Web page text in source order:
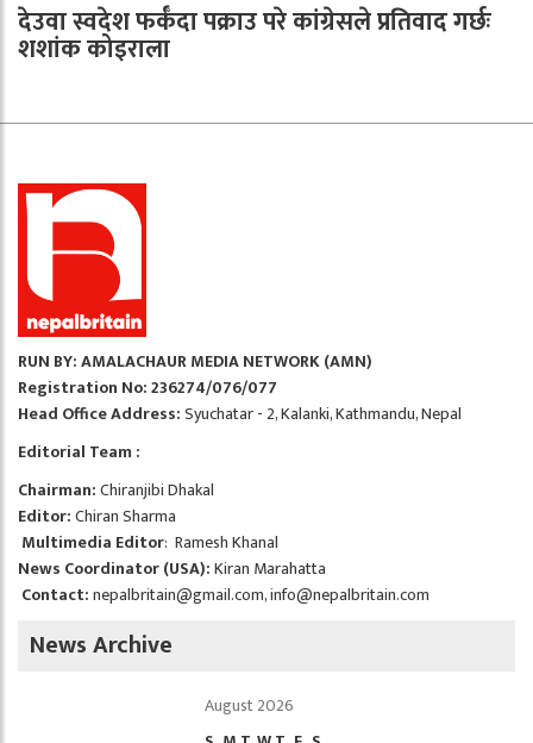
देउवा स्वदेश फर्कँदा पक्राउ परे कांग्रेसले प्रतिवाद गर्छः
शशांक कोइराला
RUN BY: AMALACHAUR MEDIA NETWORK (AMN)
Registration No: 236274/076/077
Head Office Address:Syuchatar - 2, Kalanki, Kathmandu, Nepal
Editorial Team :
Chairman:Chiranjibi Dhakal
Editor:Chiran Sharma
Multimedia Editor: Ramesh Khanal
News Coordinator (USA):Kiran Marahatta
Contact:nepalbritain@gmail.com,info@nepalbritain.com
News Archive
August 2026